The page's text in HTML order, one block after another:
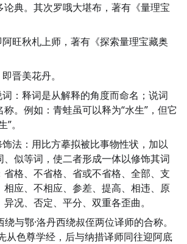
论典。其次罗哦大堪布，著有《量理宝
旺秋札上师，著有《探索量理宝藏奥
晋美花丹。
：释词是从解释的角度而命名；说词
。例如：青蛙虽可以释为“水生”，但它
。
法：用比方摹拟被比事物性状，加以
、似等词，使二者形成一体以修饰其词
省格、不省格、省或不省格、全部、支
相应、不相应、参差、提高、相违、原
况、否定、平分、双重各歪曲。
绕与鄂·洛丹西绕叔侄两位译师的合称。
从色尊学经，后与纳措译师同往迎阿底